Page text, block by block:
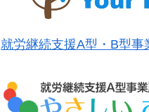
就労継続支援A型・B型事